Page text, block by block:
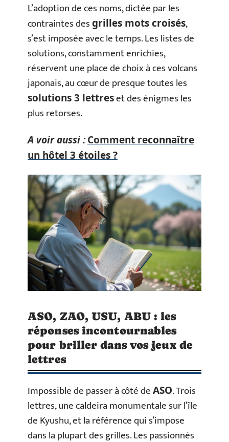
L’adoption de ces noms, dictée par les
contraintes desgrilles mots croisés,
s’est imposée avec le temps. Les listes de
solutions, constamment enrichies,
réservent une place de choix à ces volcans
japonais, au cœur de presque toutes les
solutions 3 lettreset des énigmes les
plus retorses.
A voir aussi :Comment reconnaître
un hôtel 3 étoiles ?
ASO, ZAO, USU, ABU : les
réponses incontournables
pour briller dans vos jeux de
lettres
Impossible de passer à côté deASO. Trois
lettres, une caldeira monumentale sur l’île
de Kyushu, et la référence qui s’impose
dans la plupart des grilles. Les passionnés